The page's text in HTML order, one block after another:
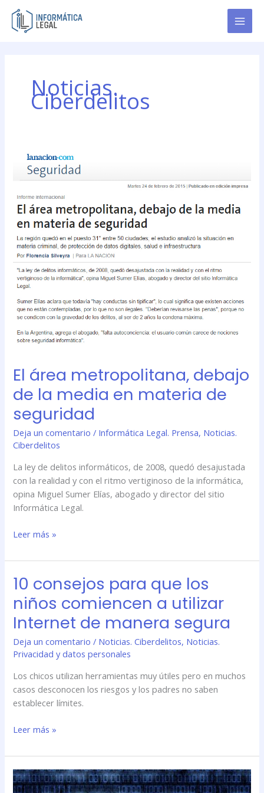
contenido
Noticias.
Ciberdelitos
El área metropolitana, debajo
de la media en materia de
seguridad
Deja un comentario / Informática Legal. Prensa, Noticias.
Ciberdelitos
La ley de delitos informáticos, de 2008, quedó desajustada
con la realidad y con el ritmo vertiginoso de la informática,
opina Miguel Sumer Elías, abogado y director del sitio
Informática Legal.
área
metropolitana,
debajo
de
la
media
en
materia
de
seguridad
Leer más »
10 consejos para que los
niños comiencen a utilizar
Internet de manera segura
Deja un comentario / Noticias. Ciberdelitos, Noticias.
Privacidad y datos personales
Los chicos utilizan herramientas muy útiles pero en muchos
casos desconocen los riesgos y los padres no saben
establecer límites.
10
consejos
para
que
niños
comiencen
a
utilizar
Internet
manera
Leer más »
La
Cámara